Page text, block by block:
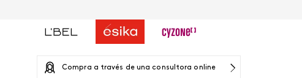
Compra a través de una consultora online